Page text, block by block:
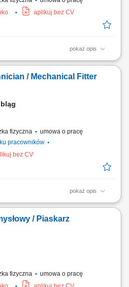
aplikuj bez CV
pokaż opis
odlewów z aluminium;
/ Mechanical Fitter
fizyczna
umowa o pracę
pracowników
bez CV
pokaż opis
assembly, installation, and service
of machines and industrial
components, steel structures,
/ Piaskarz
fizyczna
umowa o pracę